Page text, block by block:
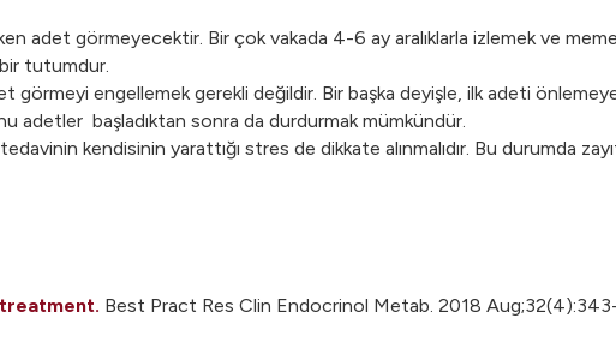
adet görmeyecektir. Bir çok vakada 4-6 ay aralıklarla izlemek ve
tutumdur.
engellemek gerekli değildir. Bir başka deyişle, ilk adeti
başladıktan sonra da durdurmak mümkündür.
kendisinin yarattığı stres de dikkate alınmalıdır. Bu durumda
Best Pract Res Clin Endocrinol Metab. 2018